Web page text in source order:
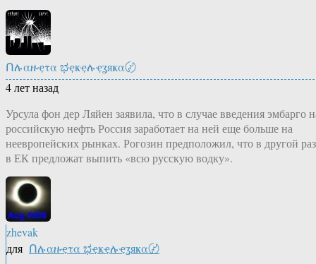
Ոሉαዙҿτα ಭҿҝҿሉҿʓяҝα〄
4 лет назад
Урсула фон дер Ляйен заявила, что в случае введения эмбарго
российскую нефть Россия заработает на ней еще больше на
неевропейских рынках. Рогозин предположил, что в другой раз
в ЕК предложат выпить «всю русскую водку».
zhevak
для Ոሉαዙҿτα ಭҿҝҿሉҿʓяҝα〄